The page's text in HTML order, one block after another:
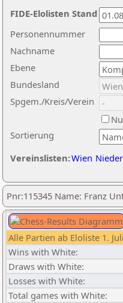
Nachname
Ebene
Sortierung
Personennummer
Bundesland
Spgem./Kreis/Verein
Vereinslisten:Wien
FIDE-Elolisten Stand
Pnr:115345 Name: Franz
Alle Partien ab Eloliste 1.
Wins with White:
Draws with White:
Losses with White:
Total games with White: